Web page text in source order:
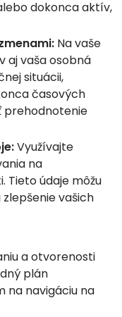
dokonca aktív,
Na vaše
aj vaša osobná
situácii,
časových
prehodnotenie
Využívajte
na
Tieto údaje môžu
vašich
a otvorenosti
plán
na navigáciu na